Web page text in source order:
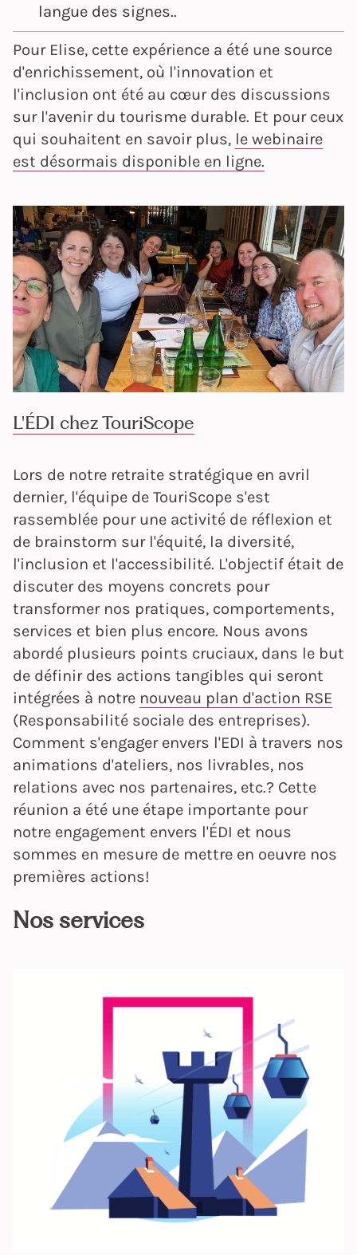
langue des signes..
Pour Elise, cette expérience a été une source
d'enrichissement, où l'innovation et
l'inclusion ont été au cœur des discussions
sur l'avenir du tourisme durable. Et pour ceux
qui souhaitent en savoir plus, le webinaire
est désormais disponible en ligne.
L'ÉDI chez TouriScope
Lors de notre retraite stratégique en avril
dernier, l'équipe de TouriScope s'est
rassemblée pour une activité de réflexion et
de brainstorm sur l'équité, la diversité,
l'inclusion et l'accessibilité. L'objectif était de
discuter des moyens concrets pour
transformer nos pratiques, comportements,
services et bien plus encore. Nous avons
abordé plusieurs points cruciaux, dans le but
de définir des actions tangibles qui seront
intégrées à notre nouveau plan d'action RSE
(Responsabilité sociale des entreprises).
Comment s'engager envers l'EDI à travers nos
animations d'ateliers, nos livrables, nos
relations avec nos partenaires, etc.? Cette
réunion a été une étape importante pour
notre engagement envers l'ÉDI et nous
sommes en mesure de mettre en oeuvre nos
premières actions!
Nos services